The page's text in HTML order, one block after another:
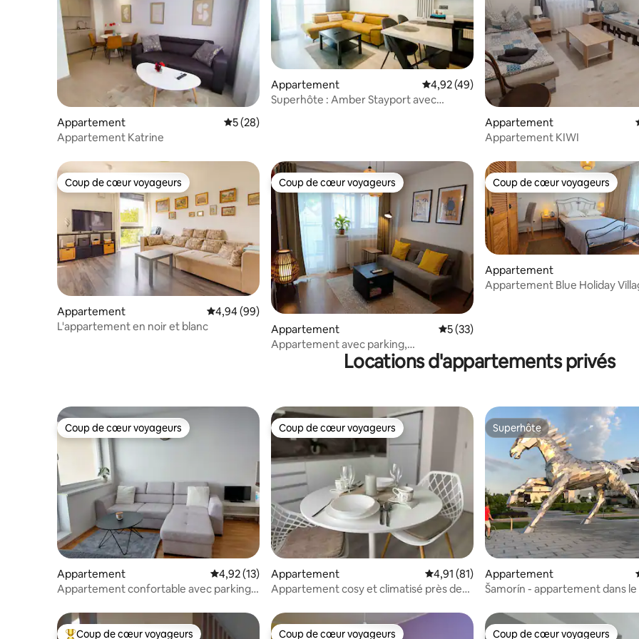
Appartement Évaluation moyenne sur la base de 28 commentaires : 5 sur 5
5 (28)
Appartement Katrine
Appartement Évaluation moyenne sur la base de 49
4,92 (49)
Superhôte : Amber Stayport avec
Appartement
Appartement KIWI
Coup de cœur voyageurs
Coup de cœur voyageurs
Appartement Évaluation moyenne sur la base de 99 commentaires : 4,94 sur 5
4,94 (99)
L'appartement en noir et blanc
Coup de cœur voyageurs
Coup de cœur voyageurs
Appartement Évaluation moyenne sur la base de 33
5 (33)
Appartement avec parking,
climatisation, balcon
Coup de cœur voyageurs
Coup de cœur voyageurs
Appartement
Appartement Blue Holiday
Locations d'appartements privés
Coup de cœur voyageurs
Coup de cœur voyageurs
Appartement Évaluation moyenne sur la base de 13 commentaires : 4,92 sur 5
4,92 (13)
Appartement confortable avec parking
Coup de cœur voyageurs
Coup de cœur voyageurs
Appartement Évaluation moyenne sur la base de 81
4,91 (81)
Appartement cosy et climatisé près de
Superhôte
Superhôte
Appartement
Šamorín - appartement dans
Coup de cœur voyageurs Coup de cœur voyageurs Coup de cœur voyageurs